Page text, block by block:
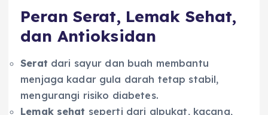
Peran Serat, Lemak Sehat,
dan Antioksidan
Serat dari sayur dan buah membantu
menjaga kadar gula darah tetap stabil,
mengurangi risiko diabetes.
Lemak sehat seperti dari alpukat, kacang,